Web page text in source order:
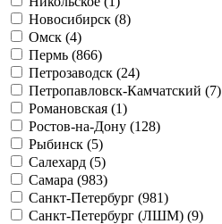
Новосибирск (8)
Омск (4)
Пермь (866)
Петрозаводск (24)
Петропавловск-Камчатский (7)
Романовская (1)
Ростов-на-Дону (128)
Рыбинск (5)
Салехард (5)
Самара (983)
Санкт-Петербург (981)
Санкт-Петербург (ЛШМ) (9)